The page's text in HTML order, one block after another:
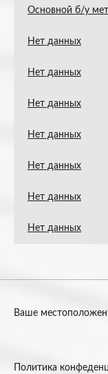
Основной б/у
Нет данных
Нет данных
Нет данных
Нет данных
Нет данных
Нет данных
Нет данных
Ваше
Политика